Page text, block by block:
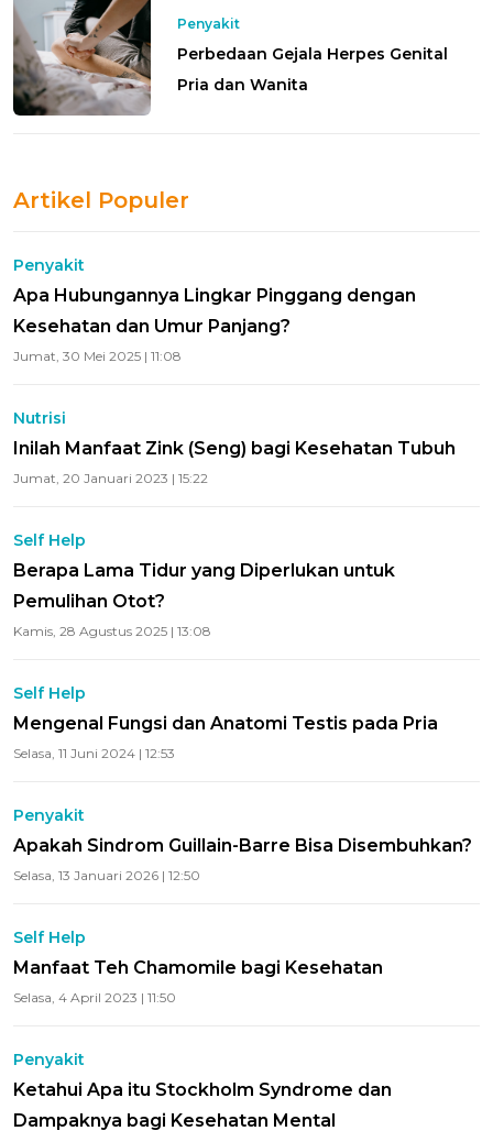
Penyakit
Perbedaan Gejala Herpes Genital
Pria dan Wanita
Artikel Populer
Penyakit
Apa Hubungannya Lingkar Pinggang dengan
Kesehatan dan Umur Panjang?
Jumat, 30 Mei 2025 | 11:08
Nutrisi
Inilah Manfaat Zink (Seng) bagi Kesehatan Tubuh
Jumat, 20 Januari 2023 | 15:22
Self Help
Berapa Lama Tidur yang Diperlukan untuk
Pemulihan Otot?
Kamis, 28 Agustus 2025 | 13:08
Self Help
Mengenal Fungsi dan Anatomi Testis pada Pria
Selasa, 11 Juni 2024 | 12:53
Penyakit
Apakah Sindrom Guillain-Barre Bisa Disembuhkan?
Selasa, 13 Januari 2026 | 12:50
Self Help
Manfaat Teh Chamomile bagi Kesehatan
Selasa, 4 April 2023 | 11:50
Penyakit
Ketahui Apa itu Stockholm Syndrome dan
Dampaknya bagi Kesehatan Mental